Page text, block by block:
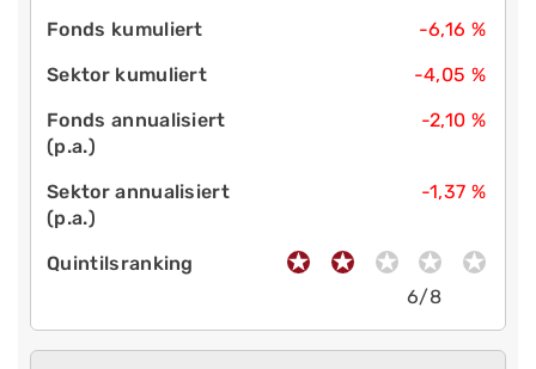
-6,16 %
-4,05 %
-2,10 %
-1,37 %
6/8